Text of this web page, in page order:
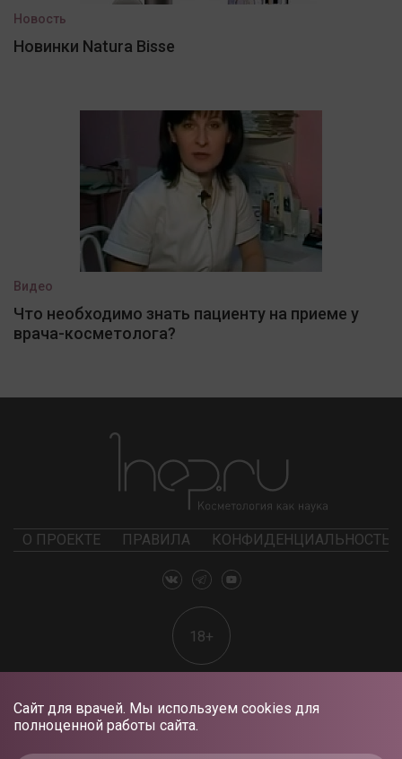
Сайт для врачей. Мы используем cookies для
полноценной работы сайта.
Новость
Новинки Natura Bisse
Видео
Что необходимо знать пациенту на приеме у
врача-косметолога?
О ПРОЕКТЕ ПРАВИЛА КОНФИДЕНЦИАЛЬНОСТЬ
18+